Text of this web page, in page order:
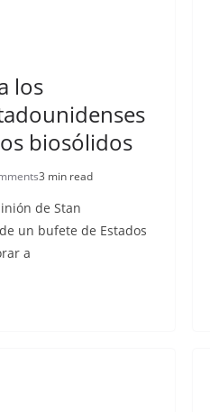
los
biosólidos
3 min read
de Stan
un bufete de Estados
a